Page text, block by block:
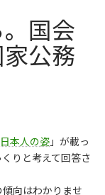
国会
公務
本人の姿 」が載っ
りと考えて回答さ
向はわかりませ